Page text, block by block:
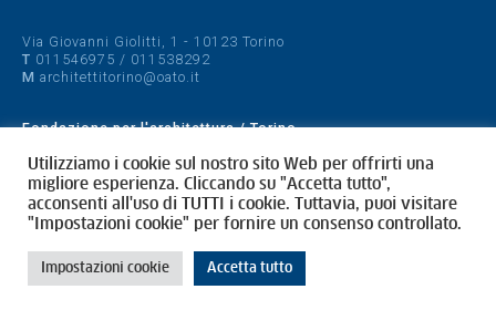
Via Giovanni Giolitti, 1 - 10123 Torino
T 011546975 / 011538292
M architettitorino@oato.it
Fondazione per l'architettura / Torino
Designed by quattrolinee.it
Cookie Policy
Privacy Policy
Utilizziamo i cookie sul nostro sito Web per offrirti una
migliore esperienza. Cliccando su "Accetta tutto",
acconsenti all'uso di TUTTI i cookie. Tuttavia, puoi visitare
"Impostazioni cookie" per fornire un consenso controllato.
Impostazioni cookie Accetta tutto